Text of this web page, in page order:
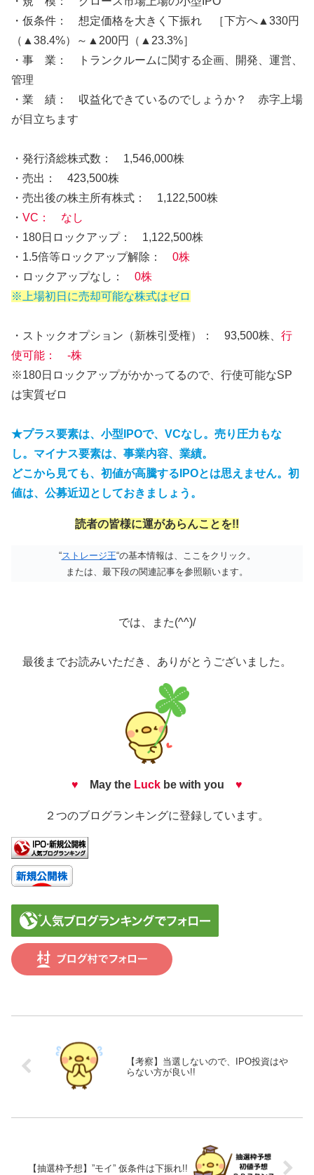
・仮条件： 想定価格を大きく下振れ ［下方へ▲330円
（▲38.4%）～▲200円（▲23.3%］
・事 業： トランクルームに関する企画、開発、運営、
管理
・業 績： 収益化できているのでしょうか？ 赤字上場
が目立ちます
・発行済総株式数： 1,546,000株
・売出： 423,500株
・売出後の株主所有株式： 1,122,500株
・ VC： なし
・180日ロックアップ： 1,122,500株
・1.5倍等ロックアップ解除： 0株
・ロックアップなし： 0株
※ 上場初日に売却可能な株式はゼロ
・ストックオプション（新株引受権）： 93,500株、 行
使可能： -株
※180日ロックアップがかかってるので、行使可能なSP
は実質ゼロ
★プラス要素は、小型IPOで、VCなし。売り圧力もな
し。マイナス要素は、事業内容、業績。
どこから見ても、 初値が高騰するIPOとは思えません。初
値は、公募近辺としておきましょう。
読者の皆様に運があらんことを!!
“ストレージ王“の基本情報は、ここをクリック。
または、最下段の関連記事を参照願います。
では、また(^^)/
最後までお読みいただき、ありがとうございました。
♥ May the Luck be with you ♥
２つのブログランキングに登録しています。
【考察】当選しないので、IPO投資はや
らない方が良い!!
【抽選枠予想】”モイ” 仮条件は下振れ!!